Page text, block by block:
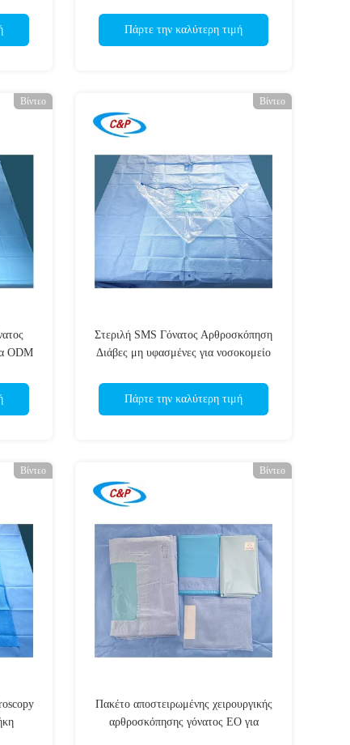
Πάρτε την καλύτερη τιμή
Βίντεο
ODM
Βίντεο
Στεριλή SMS Γόνατος Αρθροσκόπηση
Διάβες μη υφασμένες για νοσοκομείο
Πάρτε την καλύτερη τιμή
Βίντεο Βίντεο
Πακέτο αποστειρωμένης χειρουργικής
αρθροσκόπησης γόνατος EO για